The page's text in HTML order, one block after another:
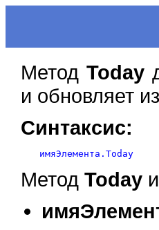
Метод Today
и обновляет
Синтаксис:
Метод Today